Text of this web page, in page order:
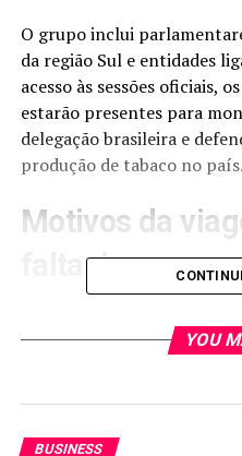
O grupo inclui
da região Sul e entidades
acesso às sessões oficiais,
estarão presentes para
delegação brasileira e
produção de tabaco no país.
Motivos da
falta de acesso
assegurar que a delegação
estabelecida.
YOU
BUSINESS